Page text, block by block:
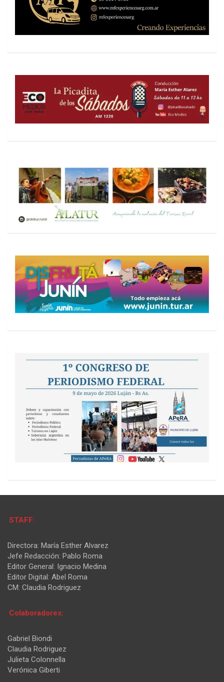
STAFF:
Directora: María Esther Alvarez
Jefe Redacción: Pablo Roma
Editor General: Ignacio Medina
Editor Digital: Abel Roma
CM: Claudia Rodriguez
Colaboradores:
Gabriel Biondi
Claudia Rodriguez
Julieta Colonnella
Verónica Giberti